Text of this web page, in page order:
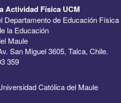
Actividad Física UCM
Departamento de Educación Física
la Educación
Maule
San Miguel 3605, Talca, Chile.
359
Católica del Maule